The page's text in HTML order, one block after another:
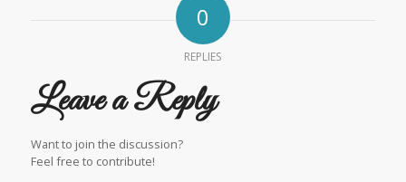
0
REPLIES
Leave a Reply
Want to join the discussion?
Feel free to contribute!